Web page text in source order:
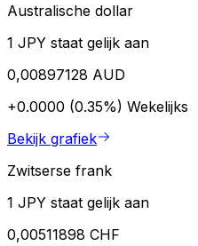
Australische dollar
1 JPY staat gelijk aan
0,00897128 AUD
+0.0000 (0.35%) Wekelijks
Bekijk grafiek
Zwitserse frank
1 JPY staat gelijk aan
0,00511898 CHF